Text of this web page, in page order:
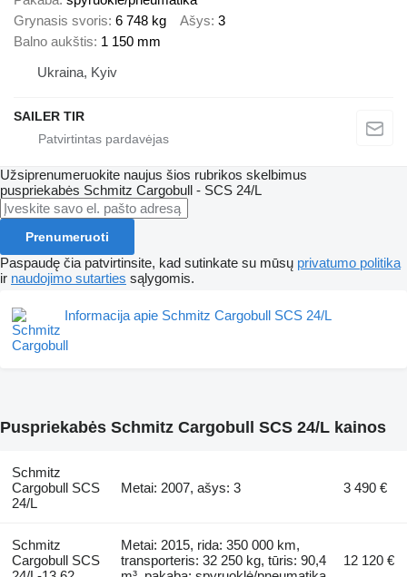
Grynasis svoris 6 748 kg Ašys 3
Balno aukštis 1 150 mm
Ukraina, Kyiv
SAILER TIR
Užsiprenumeruokite naujus šios rubrikos skelbimus
puspriekabės Schmitz Cargobull - SCS 24/L
Prenumeruoti
Paspaudę čia patvirtinsite, kad sutinkate su mūsų privatumo politika
ir naudojimo sutarties sąlygomis.
Informacija apie Schmitz Cargobull SCS 24/L
Puspriekabės Schmitz Cargobull SCS 24/L kainos
Schmitz
Cargobull SCS
24/L
Metai: 2007, ašys: 3 3 490 €
Schmitz
Cargobull SCS
Metai: 2015, rida: 350 000 km,
transporteris: 32 250 kg, tūris: 90,4
12 120 €